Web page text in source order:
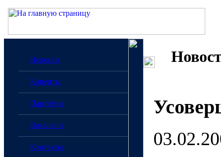
Новости
Клиенты
Партнёры
Вакансии
Контакты